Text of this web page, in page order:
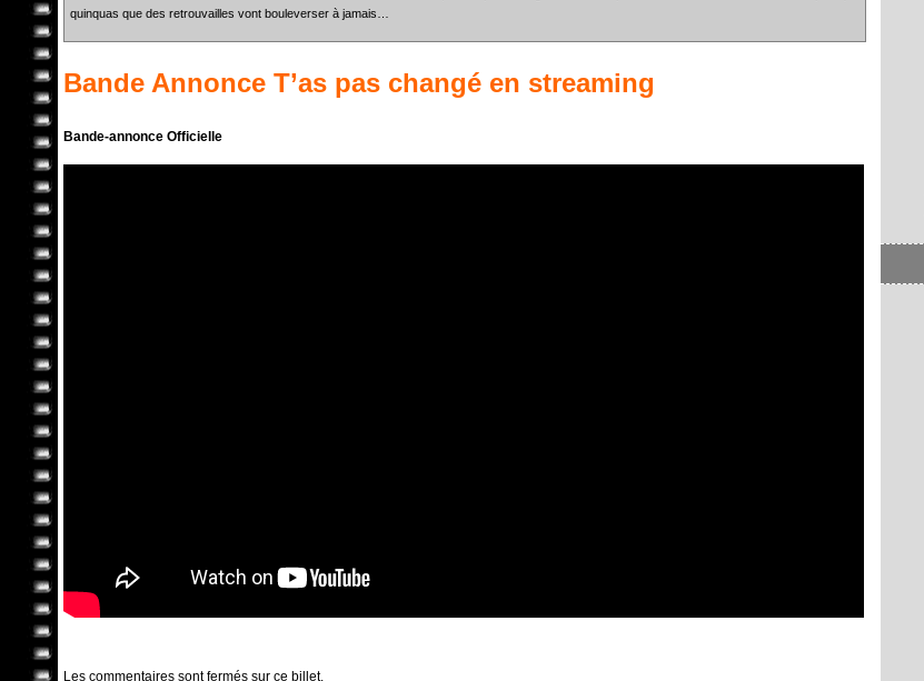
quinquas que des retrouvailles vont bouleverser à jamais…
Bande Annonce T’as pas changé en streaming
Bande-annonce Officielle
Les commentaires sont fermés sur ce billet.